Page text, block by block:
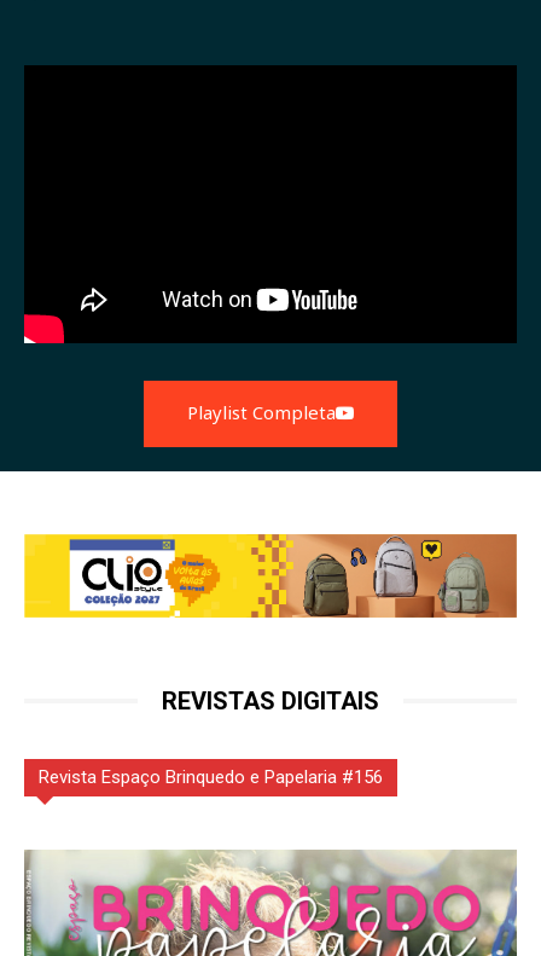
Playlist Completa
REVISTAS DIGITAIS
Revista Espaço Brinquedo e Papelaria #156